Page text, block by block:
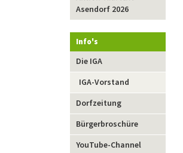
Asendorf 2026
Info's
Navigation
überspringen
Die IGA
IGA-Vorstand
Dorfzeitung
Bürgerbroschüre
YouTube-Channel